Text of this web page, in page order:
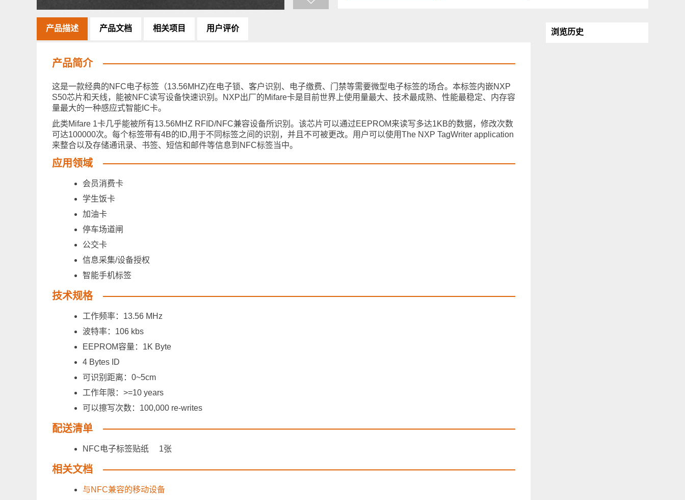
产品描述 产品文档 相关项目 用户评价
产品简介
这是一款经典的NFC电子标签（13.56MHZ)在电子锁、客户识别、电子缴费、门禁等需要微型电子标签的场合。本标签内嵌NXP
S50芯片和天线，能被NFC读写设备快速识别。NXP出厂的Mifare卡是目前世界上使用量最大、技术最成熟、性能最稳定、内存容
量最大的一种感应式智能IC卡。
此类Mifare 1卡几乎能被所有13.56MHZ RFID/NFC兼容设备所识别。该芯片可以通过EEPROM来读写多达1KB的数据，修改次数
可达100000次。每个标签带有4B的ID,用于不同标签之间的识别，并且不可被更改。用户可以使用The NXP TagWriter application
来整合以及存储通讯录、书签、短信和邮件等信息到NFC标签当中。
应用领域
会员消费卡
学生饭卡
加油卡
停车场道闸
公交卡
信息采集/设备授权
智能手机标签
技术规格
工作频率：13.56 MHz
波特率：106 kbs
EEPROM容量：1K Byte
4 Bytes ID
可识别距离：0~5cm
工作年限：>=10 years
可以擦写次数：100,000 re-writes
配送清单
NFC电子标签贴纸 1张
相关文档
与NFC兼容的移动设备
浏览历史